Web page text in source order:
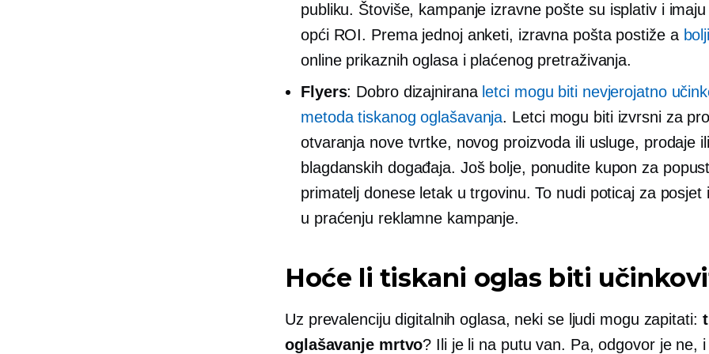
publiku. Štoviše, kampanje izravne pošte su isplativi imaju
opći ROI. Prema jednoj anketi, izravna pošta postiže a
online prikaznih oglasa i plaćenog pretraživanja.
Flyers: Dobro dizajnirana letci mogu biti nevjerojatno
metoda tiskanog oglašavanja. Letci mogu biti izvrsni za
otvaranja nove tvrtke, novog proizvoda ili usluge, prodaje ili
blagdanskih događaja. Još bolje, ponudite kupon za
primatelj donese letak u trgovinu. To nudi poticaj za posjet
u praćenju reklamne kampanje.
Hoće li tiskani oglas biti
Uz prevalenciju digitalnih oglasa, neki se ljudi mogu zapitati:
oglašavanje mrtvo? Ili je li na putu van. Pa, odgovor je ne,